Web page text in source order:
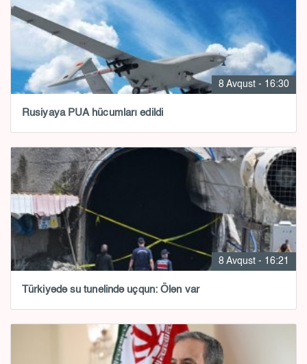
8 Avqust - 16:30
Rusiyaya PUA hücumları edildi
8 Avqust - 16:21
Türkiyədə su tunelində uçqun: Ölən var